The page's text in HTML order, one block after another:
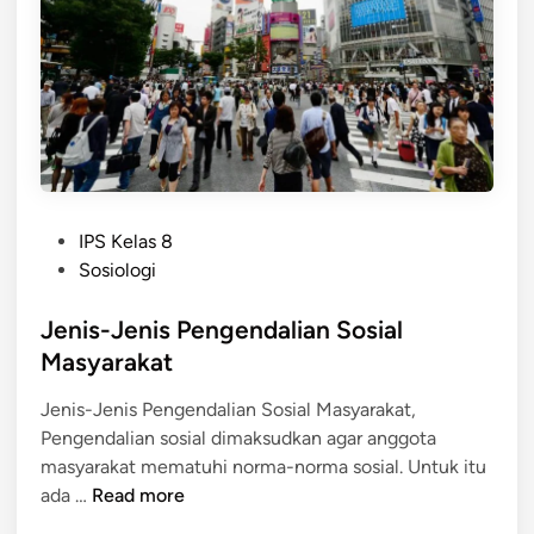
S
e
h
a
r
i
-
h
n
y
a
e
n
d
a
l
i
a
i
M
a
s
e
i
n
IPS Kelas 8
Sosiologi
Jenis-Jenis Pengendalian Sosial
Masyarakat
Jenis-Jenis Pengendalian Sosial Masyarakat,
Pengendalian sosial dimaksudkan agar anggota
masyarakat mematuhi norma-norma sosial. Untuk itu
ada … J
Read more